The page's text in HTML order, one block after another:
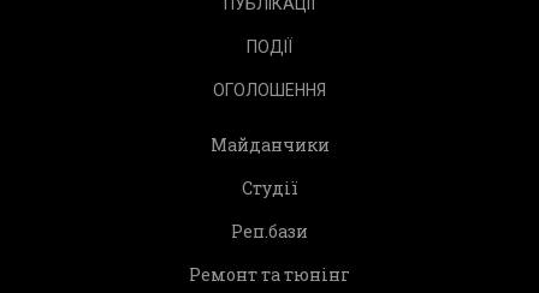
ПОДІЇ
ОГОЛОШЕННЯ
Майданчики
Студії
Реп.бази
Ремонт та тюнінг